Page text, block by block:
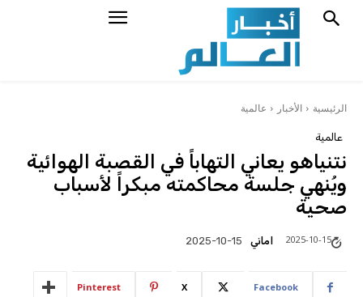
الرئيسية الأخبار عالمية
عالمية
نتنياهو يعاني التهاباً في القصبة الهوائية
ويُنهي جلسة محاكمته مبكراً لأسباب
صحية
اماني 2025-10-15 2025-10-15
Facebook
X
Pinterest